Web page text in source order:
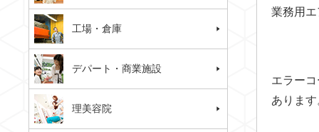
業務用
エラー
あります
工場・倉庫
デパート・商業施設
理美容院